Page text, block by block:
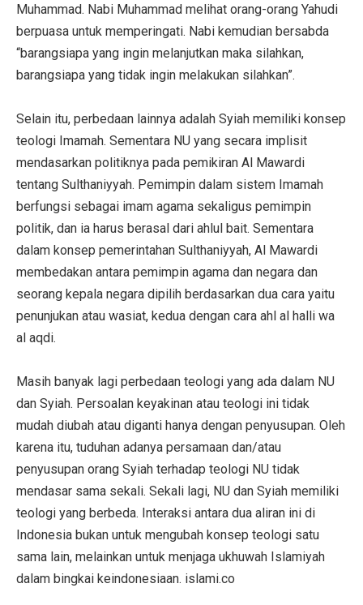
Muhammad. Nabi Muhammad melihat orang-orang Yahudi
berpuasa untuk memperingati. Nabi kemudian bersabda
“barangsiapa yang ingin melanjutkan maka silahkan,
barangsiapa yang tidak ingin melakukan silahkan”.
Selain itu, perbedaan lainnya adalah Syiah memiliki konsep
teologi Imamah. Sementara NU yang secara implisit
mendasarkan politiknya pada pemikiran Al Mawardi
tentang Sulthaniyyah. Pemimpin dalam sistem Imamah
berfungsi sebagai imam agama sekaligus pemimpin
politik, dan ia harus berasal dari ahlul bait. Sementara
dalam konsep pemerintahan Sulthaniyyah, Al Mawardi
membedakan antara pemimpin agama dan negara dan
seorang kepala negara dipilih berdasarkan dua cara yaitu
penunjukan atau wasiat, kedua dengan cara ahl al halli wa
al aqdi.
Masih banyak lagi perbedaan teologi yang ada dalam NU
dan Syiah. Persoalan keyakinan atau teologi ini tidak
mudah diubah atau diganti hanya dengan penyusupan. Oleh
karena itu, tuduhan adanya persamaan dan/atau
penyusupan orang Syiah terhadap teologi NU tidak
mendasar sama sekali. Sekali lagi, NU dan Syiah memiliki
teologi yang berbeda. Interaksi antara dua aliran ini di
Indonesia bukan untuk mengubah konsep teologi satu
sama lain, melainkan untuk menjaga ukhuwah Islamiyah
dalam bingkai keindonesiaan. islami.co